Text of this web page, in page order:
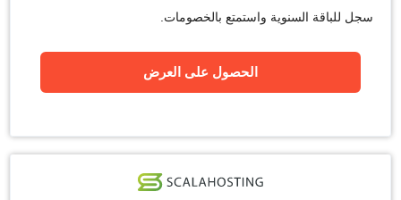
سجل للباقة السنوية واستمتع بالخصومات.
الحصول على العرض